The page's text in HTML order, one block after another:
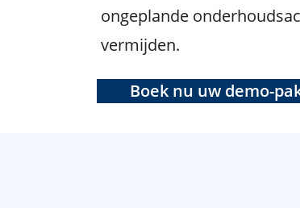
ongeplande
vermijden.
Boek nu uw demo-